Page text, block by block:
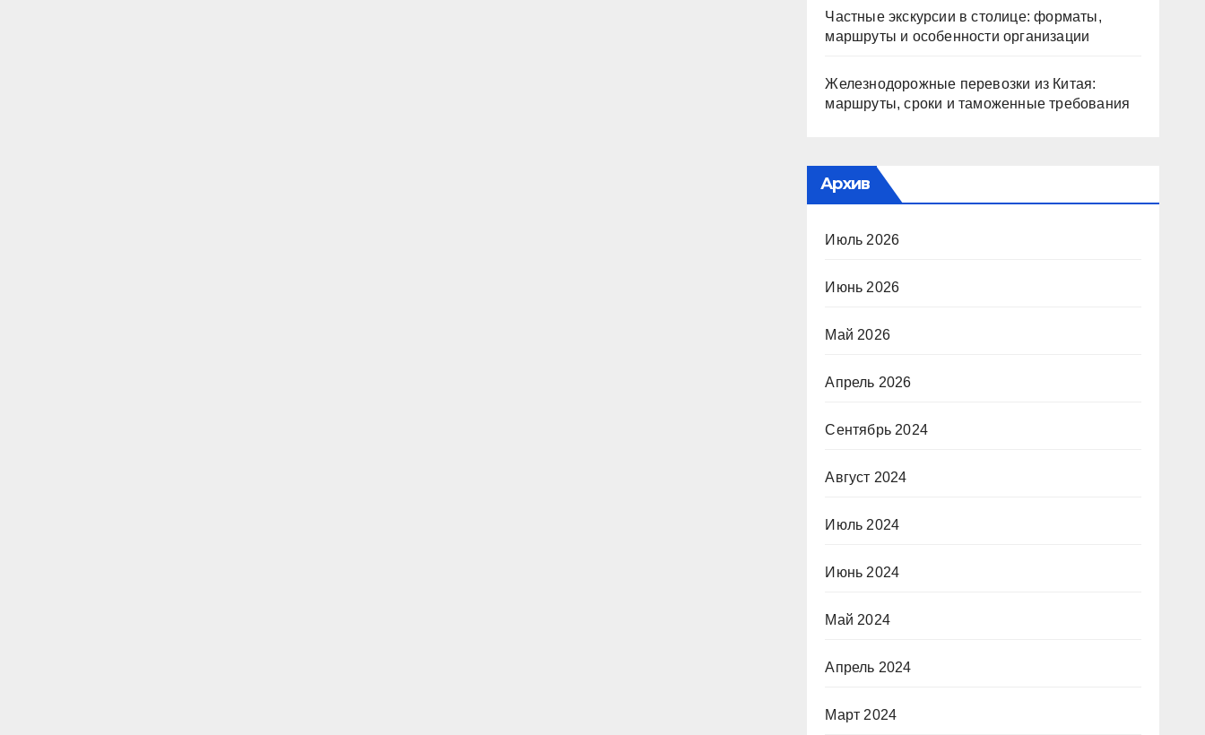
Частные экскурсии в столице: форматы,
маршруты и особенности организации
Железнодорожные перевозки из Китая:
маршруты, сроки и таможенные требования
Архив
Июль 2026
Июнь 2026
Май 2026
Апрель 2026
Сентябрь 2024
Август 2024
Июль 2024
Июнь 2024
Май 2024
Апрель 2024
Март 2024